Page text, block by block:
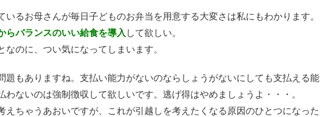
いるお母さんが毎日子どものお弁当を用意する大変さは私にもわかります。
らバランスのいい給食を導入 して欲しい。
なのに、つい気になってしまいます。
題もありますね。支払い能力がないのならしょうがないにしても支払える能
わないのは強制徴収して欲しいです。逃げ得はやめましょうよ・・・。
えちゃうあおいですが、これが引越しを考えたくなる原因のひとつになった